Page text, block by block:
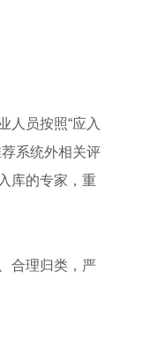
人员按照“应入
系统外相关评
库的专家，重
合理归类，严